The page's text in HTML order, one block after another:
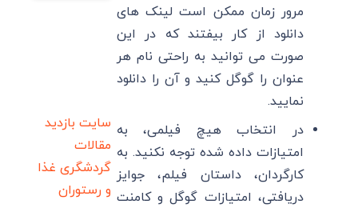
مرور زمان ممکن است لینک های
دانلود از کار بیفتند که در این
صورت می توانید به راحتی نام هر
عنوان را گوگل کنید و آن را دانلود
نمایید.
در انتخاب هیچ فیلمی، به
امتیازات داده شده توجه نکنید. به
کارگردان، داستان فیلم، جوایز
دریافتی، امتیازات گوگل و کامنت
سایت بازدید
مقالات
گردشگری غذا
و رستوران